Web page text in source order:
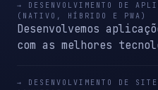
→ DESENVOLVIMENTO DE
(NATIVO, HÍBRIDO E PWA)
Desenvolvemos
com as melhores
→ DESENVOLVIMENTO DE